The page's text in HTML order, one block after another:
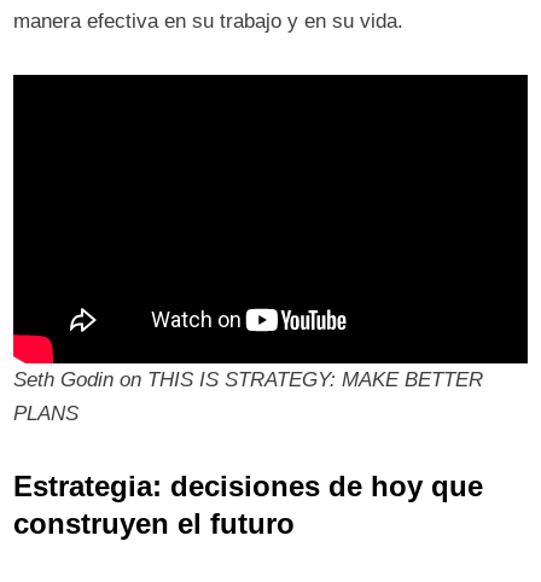
manera efectiva en su trabajo y en su vida.
Seth Godin on THIS IS STRATEGY: MAKE BETTER
PLANS
Estrategia: decisiones de hoy que
construyen el futuro